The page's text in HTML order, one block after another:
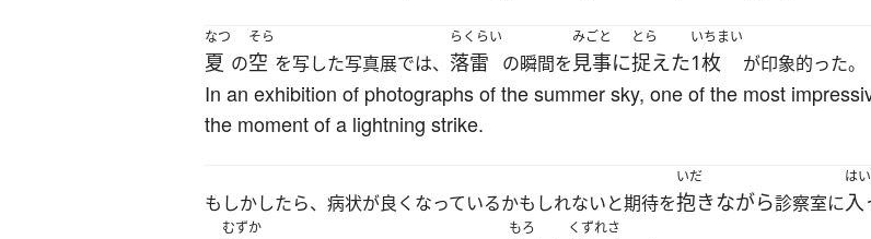
なつ
夏 の
そら
空 を写した写真展では、
らくらい
落雷 の瞬間を
みごと
見事に
とら
捉えた
いちまい
1枚 が印象的った。
In an exhibition of photographs of the summer sky, one of the most
the moment of a lightning strike.
もしかしたら、病状が良くなっているかもしれないと期待を
いだ
抱きながら診察室に
はい
入
むずか もろ くずれさ